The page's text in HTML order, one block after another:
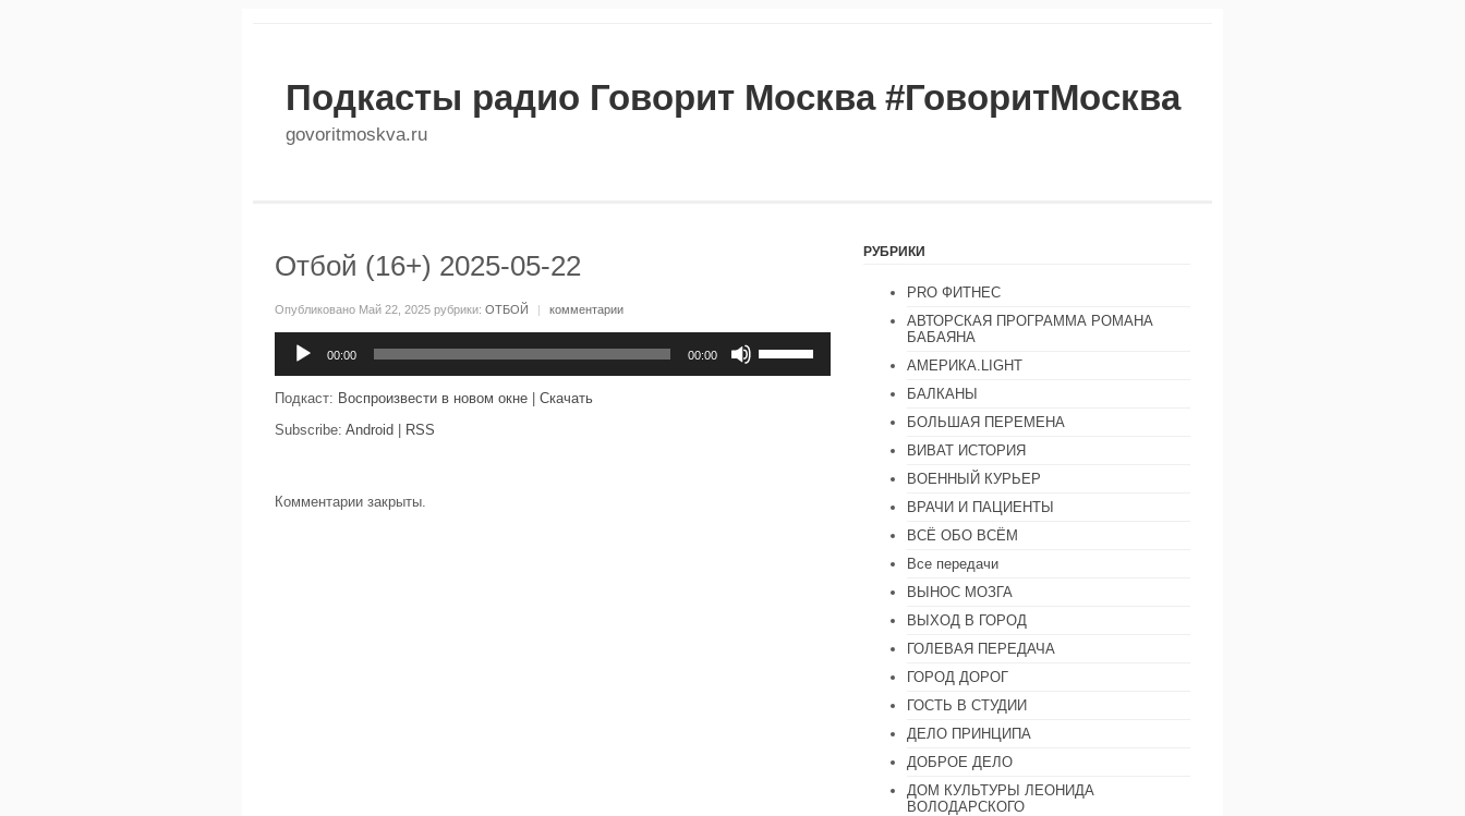
Подкасты радио Говорит Москва #ГоворитМосква
govoritmoskva.ru
Отбой (16+) 2025-05-22
Опубликовано Май 22, 2025 рубрики: ОТБОЙ | комментарии
00:00 00:00
клавиши
Подкаст: Воспроизвести в новом окне
Скачать
Subscribe: Android RSS
Комментарии закрыты.
РУБРИКИ
PRO ФИТНЕС
АВТОРСКАЯ ПРОГРАММА РОМАНА
БАБАЯНА
АМЕРИКА.LIGHT
БАЛКАНЫ
БОЛЬШАЯ ПЕРЕМЕНА
ВИВАТ ИСТОРИЯ
ВОЕННЫЙ КУРЬЕР
ВРАЧИ И ПАЦИЕНТЫ
ВСЁ ОБО ВСЁМ
Все передачи
ВЫНОС МОЗГА
ВЫХОД В ГОРОД
ГОЛЕВАЯ ПЕРЕДАЧА
ГОРОД ДОРОГ
ГОСТЬ В СТУДИИ
ДЕЛО ПРИНЦИПА
ДОБРОЕ ДЕЛО
ДОМ КУЛЬТУРЫ ЛЕОНИДА
ВОЛОДАРСКОГО